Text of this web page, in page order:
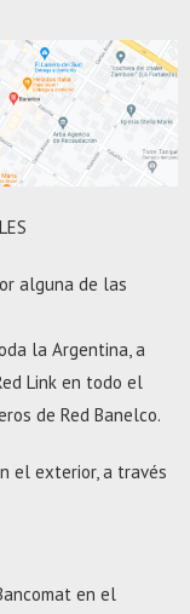
alguna de las
la Argentina, a
Link en todo el
de Red Banelco.
el exterior, a través
en el